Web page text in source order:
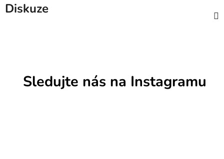
Diskuze
Sledujte nás na Instagramu